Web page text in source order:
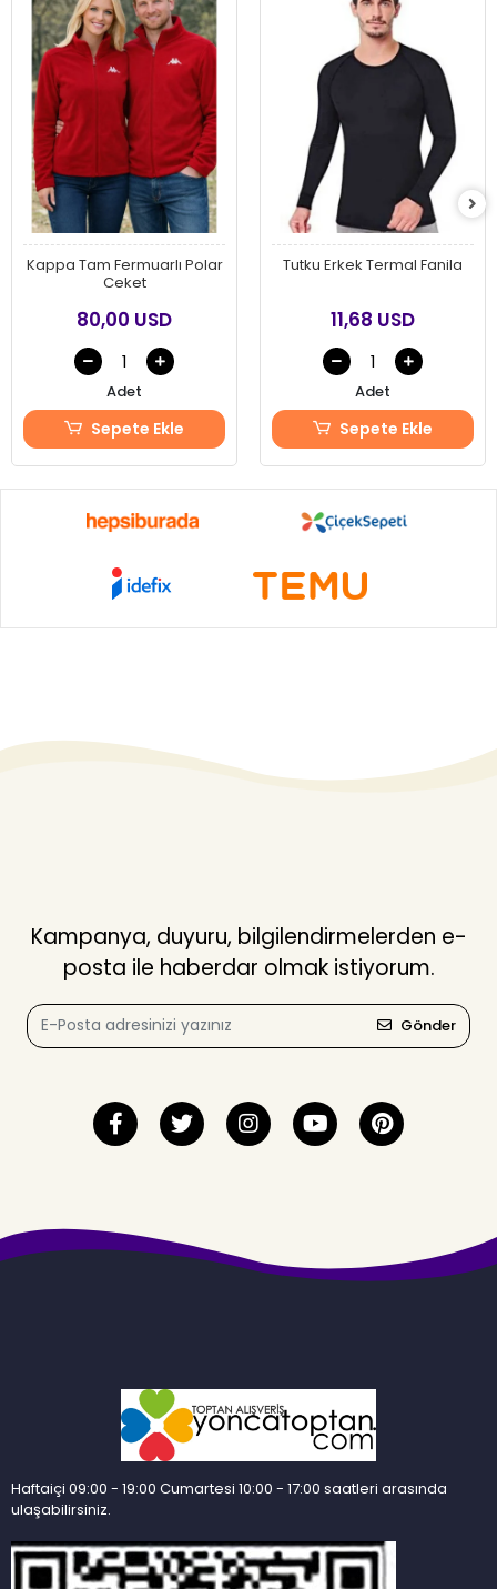
Kappa Tam Fermuarlı Polar
Ceket
80,00 USD
Adet
Sepete Ekle
Tutku Erkek Termal Fanila
11,68 USD
Adet
Sepete Ekle
Kampanya, duyuru, bilgilendirmelerden e-
posta ile haberdar olmak istiyorum.
Gönder
Haftaiçi 09:00 - 19:00 Cumartesi 10:00 - 17:00 saatleri arasında
ulaşabilirsiniz.